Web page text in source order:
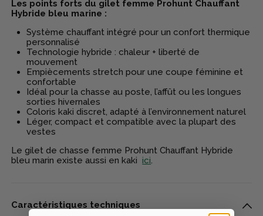
Les points forts du gilet femme Prohunt Chauffant
Hybride bleu marine :
Système chauffant intégré pour un confort thermique
personnalisé
Technologie hybride : chaleur + liberté de
mouvement
Empiècements stretch pour une coupe féminine et
confortable
Idéal pour la chasse au poste, l’affût ou les longues
sorties hivernales
Coloris kaki discret, adapté à l’environnement naturel
Léger, compact et compatible avec la plupart des
vestes
Le gilet de chasse femme Prohunt Chauffant Hybride
bleu marin existe aussi en kakiici.
Caractéristiques techniques